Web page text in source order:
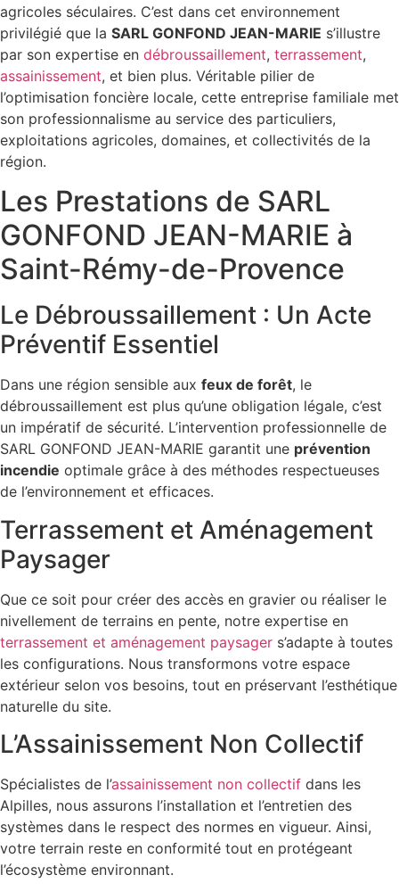
agricoles séculaires. C’est dans cet environnement
privilégié que la SARL GONFOND JEAN-MARIE s’illustre
par son expertise en débroussaillement, terrassement,
assainissement, et bien plus. Véritable pilier de
l’optimisation foncière locale, cette entreprise familiale met
son professionnalisme au service des particuliers,
exploitations agricoles, domaines, et collectivités de la
région.
Les Prestations de SARL
GONFOND JEAN-MARIE à
Saint-Rémy-de-Provence
Le Débroussaillement : Un Acte
Préventif Essentiel
Dans une région sensible aux feux de forêt, le
débroussaillement est plus qu’une obligation légale, c’est
un impératif de sécurité. L’intervention professionnelle de
SARL GONFOND JEAN-MARIE garantit une prévention
incendie optimale grâce à des méthodes respectueuses
de l’environnement et efficaces.
Terrassement et Aménagement
Paysager
Que ce soit pour créer des accès en gravier ou réaliser le
nivellement de terrains en pente, notre expertise en
terrassement et aménagement paysager s’adapte à toutes
les configurations. Nous transformons votre espace
extérieur selon vos besoins, tout en préservant l’esthétique
naturelle du site.
L’Assainissement Non Collectif
Spécialistes de l’assainissement non collectif dans les
Alpilles, nous assurons l’installation et l’entretien des
systèmes dans le respect des normes en vigueur. Ainsi,
votre terrain reste en conformité tout en protégeant
l’écosystème environnant.